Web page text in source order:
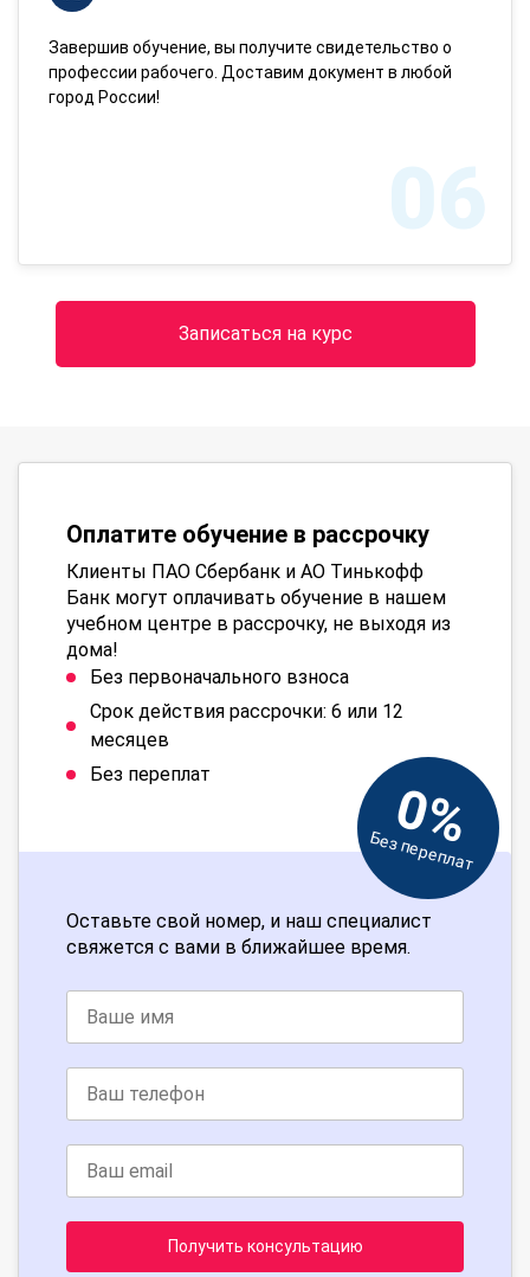
Завершив обучение, вы получите свидетельство о
профессии рабочего. Доставим документ в любой
город России!
06
Записаться на курс
Оплатите обучение в рассрочку
Клиенты ПАО Сбербанк и АО Тинькофф
Банк могут оплачивать обучение в нашем
учебном центре в рассрочку, не выходя из
дома!
Без первоначального взноса
Срок действия рассрочки: 6 или 12
месяцев
Без переплат
0%
Без переплат
Оставьте свой номер, и наш специалист
свяжется с вами в ближайшее время.
Получить консультацию